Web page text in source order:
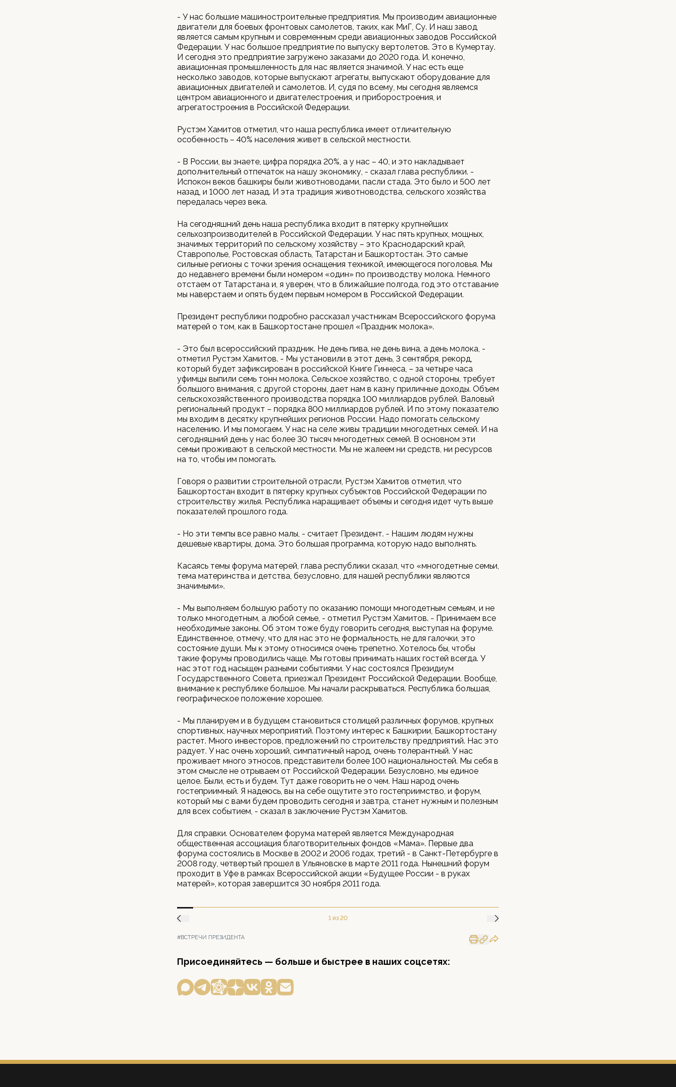
- У нас большие машиностроительные предприятия. Мы производим авиационные
двигатели для боевых фронтовых самолетов, таких, как МиГ, Су. И наш завод
является самым крупным и современным среди авиационных заводов Российской
Федерации. У нас большое предприятие по выпуску вертолетов. Это в Кумертау.
И сегодня это предприятие загружено заказами до 2020 года. И, конечно,
авиационная промышленность для нас является значимой. У нас есть еще
несколько заводов, которые выпускают агрегаты, выпускают оборудование для
авиационных двигателей и самолетов. И, судя по всему, мы сегодня являемся
центром авиационного и двигателестроения, и приборостроения, и
агрегатостроения в Российской Федерации.
Рустэм Хамитов отметил, что наша республика имеет отличительную
особенность – 40% населения живет в сельской местности.
- В России, вы знаете, цифра порядка 20%, а у нас – 40, и это накладывает
дополнительный отпечаток на нашу экономику, - сказал глава республики. -
Испокон веков башкиры были животноводами, пасли стада. Это было и 500 лет
назад, и 1000 лет назад. И эта традиция животноводства, сельского хозяйства
передалась через века.
На сегодняшний день наша республика входит в пятерку крупнейших
сельхозпроизводителей в Российской Федерации. У нас пять крупных, мощных,
значимых территорий по сельскому хозяйству – это Краснодарский край,
Ставрополье, Ростовская область, Татарстан и Башкортостан. Это самые
сильные регионы с точки зрения оснащения техникой, имеющегося поголовья. Мы
до недавнего времени были номером «один» по производству молока. Немного
отстаем от Татарстана и, я уверен, что в ближайшие полгода, год это отставание
мы наверстаем и опять будем первым номером в Российской Федерации.
Президент республики подробно рассказал участникам Всероссийского форума
матерей о том, как в Башкортостане прошел «Праздник молока».
- Это был всероссийский праздник. Не день пива, не день вина, а день молока, -
отметил Рустэм Хамитов. - Мы установили в этот день, 3 сентября, рекорд,
который будет зафиксирован в российской Книге Гиннеса, – за четыре часа
уфимцы выпили семь тонн молока. Сельское хозяйство, с одной стороны, требует
большого внимания, с другой стороны, дает нам в казну приличные доходы. Объем
сельскохозяйственного производства порядка 100 миллиардов рублей. Валовый
региональный продукт – порядка 800 миллиардов рублей. И по этому показателю
мы входим в десятку крупнейших регионов России. Надо помогать сельскому
населению. И мы помогаем. У нас на селе живы традиции многодетных семей. И на
сегодняшний день у нас более 30 тысяч многодетных семей. В основном эти
семьи проживают в сельской местности. Мы не жалеем ни средств, ни ресурсов
на то, чтобы им помогать.
Говоря о развитии строительной отрасли, Рустэм Хамитов отметил, что
Башкортостан входит в пятерку крупных субъектов Российской Федерации по
строительству жилья. Республика наращивает объемы и сегодня идет чуть выше
показателей прошлого года.
- Но эти темпы все равно малы, - считает Президент. - Нашим людям нужны
дешевые квартиры, дома. Это большая программа, которую надо выполнять.
Касаясь темы форума матерей, глава республики сказал, что «многодетные семьи,
тема материнства и детства, безусловно, для нашей республики являются
значимыми».
- Мы выполняем большую работу по оказанию помощи многодетным семьям, и не
только многодетным, а любой семье, - отметил Рустэм Хамитов. - Принимаем все
необходимые законы. Об этом тоже буду говорить сегодня, выступая на форуме.
Единственное, отмечу, что для нас это не формальность, не для галочки, это
состояние души. Мы к этому относимся очень трепетно. Хотелось бы, чтобы
такие форумы проводились чаще. Мы готовы принимать наших гостей всегда. У
нас этот год насыщен разными событиями. У нас состоялся Президиум
Государственного Совета, приезжал Президент Российской Федерации. Вообще,
внимание к республике большое. Мы начали раскрываться. Республика большая,
географическое положение хорошее.
- Мы планируем и в будущем становиться столицей различных форумов, крупных
спортивных, научных мероприятий. Поэтому интерес к Башкирии, Башкортостану
растет. Много инвесторов, предложений по строительству предприятий. Нас это
радует. У нас очень хороший, симпатичный народ, очень толерантный. У нас
проживает много этносов, представители более 100 национальностей. Мы себя в
этом смысле не отрываем от Российской Федерации. Безусловно, мы единое
целое. Были, есть и будем. Тут даже говорить не о чем. Наш народ очень
гостеприимный. Я надеюсь, вы на себе ощутите это гостеприимство, и форум,
который мы с вами будем проводить сегодня и завтра, станет нужным и полезным
для всех событием, - сказал в заключение Рустэм Хамитов.
Для справки. Основателем форума матерей является Международная
общественная ассоциация благотворительных фондов «Мама». Первые два
форума состоялись в Москве в 2002 и 2006 годах, третий - в Санкт-Петербурге в
2008 году, четвертый прошел в Ульяновске в марте 2011 года. Нынешний форум
проходит в Уфе в рамках Всероссийской акции «Будущее России - в руках
матерей», которая завершится 30 ноября 2011 года.
1 из 20
#ВСТРЕЧИ ПРЕЗИДЕНТА
Присоединяйтесь — больше и быстрее в наших соцсетях: